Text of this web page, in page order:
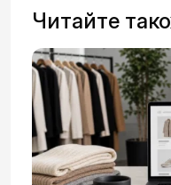
Читайте